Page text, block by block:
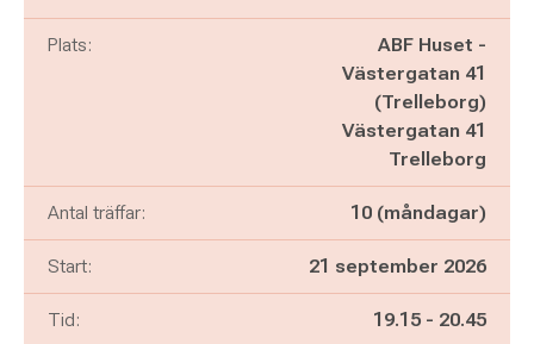
Plats:
ABF Huset -
Västergatan 41
(Trelleborg)
Västergatan 41
Trelleborg
Antal träffar: 10 (måndagar)
Start: 21 september 2026
Tid: Pågår mellan
19.15 - och
20.45